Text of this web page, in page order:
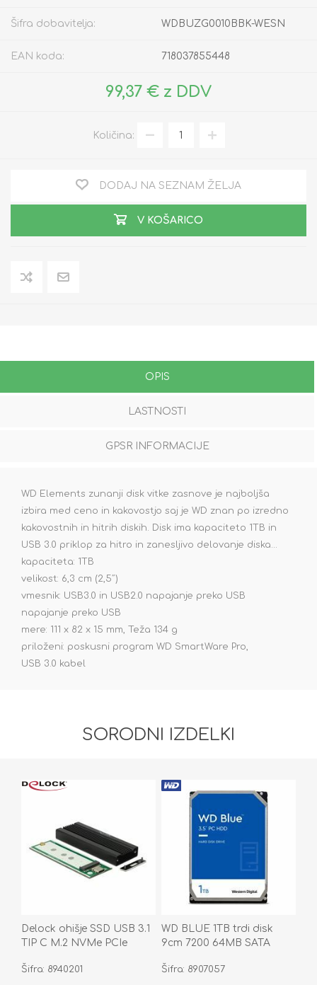
Šifra dobavitelja: WDBUZG0010BBK-WESN
EAN koda: 718037855448
99,37 € z DDV
Količina:
DODAJ NA SEZNAM ŽELJA
V KOŠARICO
OPIS
LASTNOSTI
GPSR INFORMACIJE
WD Elements zunanji disk vitke zasnove je najboljša
izbira med ceno in kakovostjo saj je WD znan po izredno
kakovostnih in hitrih diskih. Disk ima kapaciteto 1TB in
USB 3.0 priklop za hitro in zanesljivo delovanje diska...
kapaciteta: 1TB
velikost: 6,3 cm (2,5˝)
vmesnik: USB3.0 in USB2.0 napajanje preko USB
napajanje preko USB
mere: 111 x 82 x 15 mm, Teža 134 g
priloženi: poskusni program WD SmartWare Pro,
USB 3.0 kabel
SORODNI IZDELKI
Delock ohišje SSD USB 3.1
TIP C M.2 NVMe PCIe
Šifra: 8940201
WD BLUE 1TB trdi disk
9cm 7200 64MB SATA
Šifra: 8907057